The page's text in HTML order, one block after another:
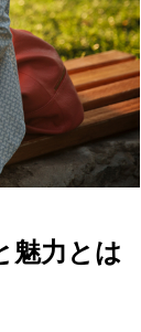
魅力とは